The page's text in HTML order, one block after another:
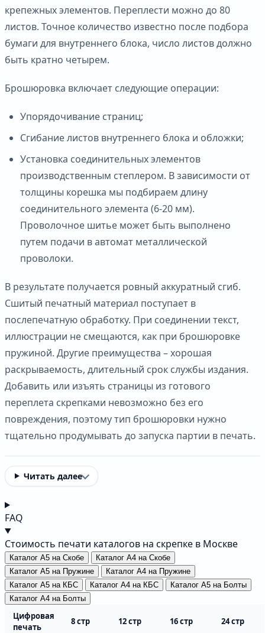
крепежных элементов. Переплести можно до 80
листов. Точное количество известно после подбора
бумаги для внутреннего блока, число листов должно
быть кратно четырем.
Брошюровка включает следующие операции:
Упорядочивание страниц;
Сгибание листов внутреннего блока и обложки;
Установка соединительных элементов
производственным степлером. В зависимости от
толщины корешка мы подбираем длину
соединительного элемента (6-20 мм).
Проволочное шитье может быть выполнено
путем подачи в автомат металлической
проволоки.
В результате получается ровный аккуратный сгиб.
Сшитый печатный материал поступает в
послепечатную обработку. При соединении текст,
иллюстрации не смещаются, как при брошюровке
пружиной. Другие преимущества – хорошая
раскрываемость, длительный срок службы издания.
Добавить или изъять страницы из готового
переплета скрепками невозможно без его
повреждения, поэтому тип брошюровки нужно
тщательно продумывать до запуска партии в печать.
Читать далее
FAQ
Стоимость печати каталогов на скрепке в Москве
Каталог А5 на Скобе
Каталог А4 на Скобе
Каталог А5 на Пружине
Каталог А4 на Пружине
Каталог А5 на КБС
Каталог А4 на КБС
Каталог А5 на Болты
Каталог А4 на Болты
Цифровая
печать
8 стр 12 стр 16 стр 24 стр